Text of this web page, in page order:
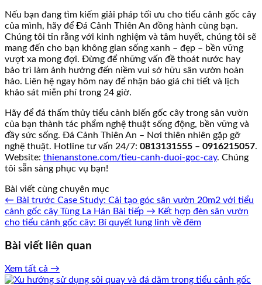
Nếu bạn đang tìm kiếm giải pháp tối ưu cho tiểu cảnh gốc cây
của mình, hãy để Đá Cảnh Thiên An đồng hành cùng bạn.
Chúng tôi tin rằng với kinh nghiệm và tâm huyết, chúng tôi sẽ
mang đến cho bạn không gian sống xanh – đẹp – bền vững
vượt xa mong đợi. Đừng để những vấn đề thoát nước hay
bảo trì làm ảnh hưởng đến niềm vui sở hữu sân vườn hoàn
hảo. Liên hệ ngay hôm nay để nhận báo giá chi tiết và lịch
khảo sát miễn phí trong 24 giờ.
Hãy để đá thấm thủy tiểu cảnh biến gốc cây trong sân vườn
của bạn thành tác phẩm nghệ thuật sống động, bền vững và
đầy sức sống. Đá Cảnh Thiên An – Nơi thiên nhiên gặp gỡ
nghệ thuật. Hotline tư vấn 24/7: 0813131555 – 0916215057.
Website: thienanstone.com/tieu-canh-duoi-goc-cay. Chúng
tôi sẵn sàng phục vụ bạn!
Bài viết cùng chuyên mục
← Bài trước Case Study: Cải tạo góc sân vườn 20m2 với tiểu
cảnh gốc cây Tùng La Hán Bài tiếp → Kết hợp đèn sân vườn
cho tiểu cảnh gốc cây: Bí quyết lung linh về đêm
Bài viết liên quan
Xem tất cả →